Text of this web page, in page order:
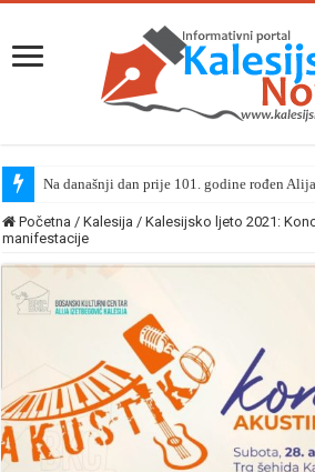
Na današnji dan prije 101. godine rođen
Početna / Kalesija / Kalesijsko ljeto 2021:
manifestacije